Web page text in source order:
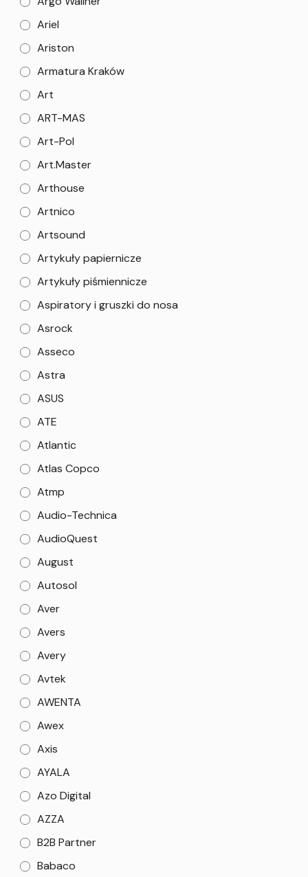
Ariel
Ariston
Armatura Kraków
Art
ART-MAS
Art-Pol
Art.Master
Arthouse
Artnico
Artsound
Artykuły papiernicze
Artykuły piśmiennicze
Aspiratory i gruszki do nosa
Asrock
Asseco
Astra
ASUS
ATE
Atlantic
Atlas Copco
Atmp
Audio-Technica
AudioQuest
August
Autosol
Aver
Avers
Avery
Avtek
AWENTA
Awex
Axis
AYALA
Azo Digital
AZZA
B2B Partner
Babaco